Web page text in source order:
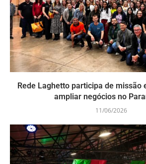
Rede Laghetto participa de missão
ampliar negócios no
11/06/2026